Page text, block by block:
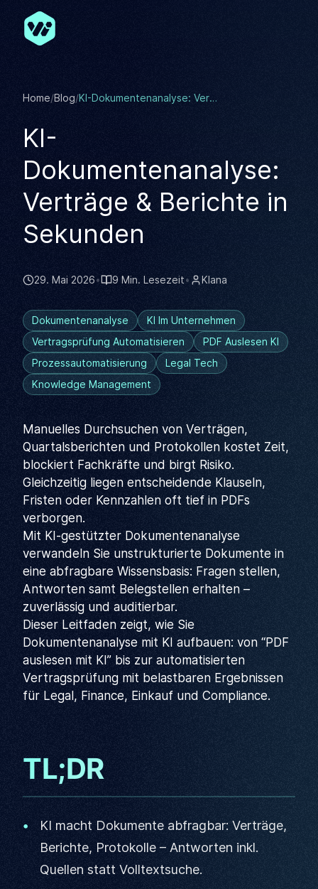
Zum Hauptinhalt springen
Home/Blog/ KI-Dokumentenanalyse: Verträge & Berichte in Sekunden
KI-
Dokumentenanalyse:
Verträge & Berichte in
Sekunden
29. Mai 2026• 9 Min. Lesezeit• KIana
Dokumentenanalyse
KI Im Unternehmen
Vertragsprüfung Automatisieren
PDF Auslesen KI
Prozessautomatisierung
Legal Tech
Knowledge Management
Manuelles Durchsuchen von Verträgen,
Quartalsberichten und Protokollen kostet Zeit,
blockiert Fachkräfte und birgt Risiko.
Gleichzeitig liegen entscheidende Klauseln,
Fristen oder Kennzahlen oft tief in PDFs
verborgen.
Mit KI-gestützter Dokumentenanalyse
verwandeln Sie unstrukturierte Dokumente in
eine abfragbare Wissensbasis: Fragen stellen,
Antworten samt Belegstellen erhalten –
zuverlässig und auditierbar.
Dieser Leitfaden zeigt, wie Sie
Dokumentenanalyse mit KI aufbauen: von “PDF
auslesen mit KI” bis zur automatisierten
Vertragsprüfung mit belastbaren Ergebnissen
für Legal, Finance, Einkauf und Compliance.
TL;DR
KI macht Dokumente abfragbar: Verträge,
Berichte, Protokolle – Antworten inkl.
Quellen statt Volltextsuche.